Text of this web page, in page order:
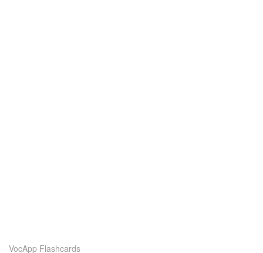
VocApp Flashcards